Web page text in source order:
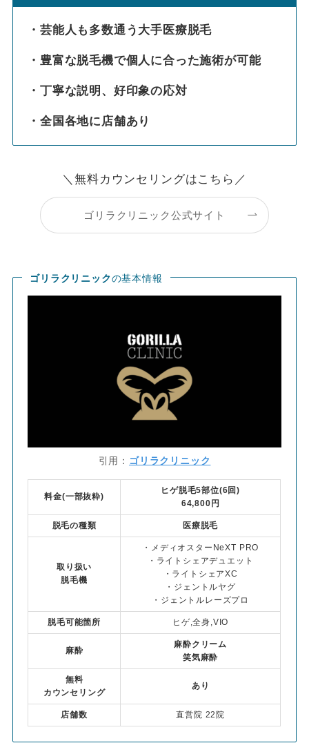
・芸能人も多数通う大手医療脱毛
・豊富な脱毛機で個人に合った施術が可能
・丁寧な説明、好印象の応対
・全国各地に店舗あり
＼無料カウンセリングはこちら／
ゴリラクリニック公式サイト
ゴリラクリニックの基本情報
引用： ゴリラクリニック
料金(一部抜粋)
ヒゲ脱毛5部位(6回)
64,800円
脱毛の種類 医療脱毛
取り扱い
脱毛機
・メディオスターNeXT PRO
・ライトシェアデュエット
・ライトシェアXC
・ジェントルヤグ
・ジェントルレーズプロ
脱毛可能箇所 ヒゲ,全身,VIO
麻酔
麻酔クリーム
笑気麻酔
無料
カウンセリング
あり
店舗数 直営院 22院